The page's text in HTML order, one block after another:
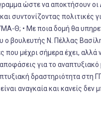
ώστε να αποκτήσουν οι
συντονίζοντας πολιτικές
Θ; • Με ποια δομή θα
ο βουλευτής Ν. Πέλλας
που μέχρι σήμερα έχει, αλλά
για το
δραστηριότητα στη
αναγκαία και κανείς δεν